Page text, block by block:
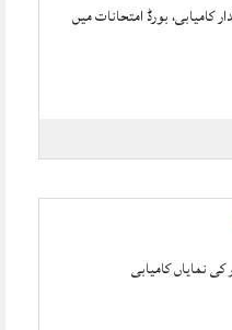
کامیابی، بورڈ امتحانات میں
نمایاں کامیابی